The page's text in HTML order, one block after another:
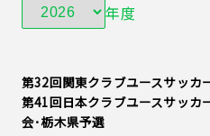
年度
第32回関東クラブユースサッカ
第41回日本クラブユースサッカ
会･栃木県予選